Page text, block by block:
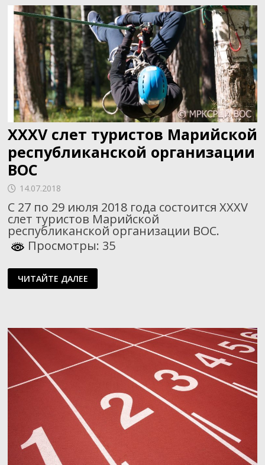
XXXV слет туристов Марийской
республиканской организации
ВОС
14.07.2018
С 27 по 29 июля 2018 года состоится XXXV
слет туристов Марийской
республиканской организации ВОС.
Просмотры: 35
XXXV
СЛЕТ
ТУРИСТОВ
ЧИТАЙТЕ ДАЛЕЕ